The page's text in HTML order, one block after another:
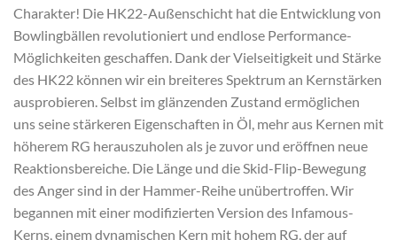
Charakter! Die HK22-Außenschicht hat die Entwicklung von
Bowlingbällen revolutioniert und endlose Performance-
Möglichkeiten geschaffen. Dank der Vielseitigkeit und Stärke
des HK22 können wir ein breiteres Spektrum an Kernstärken
ausprobieren. Selbst im glänzenden Zustand ermöglichen
uns seine stärkeren Eigenschaften in Öl, mehr aus Kernen mit
höherem RG herauszuholen als je zuvor und eröffnen neue
Reaktionsbereiche. Die Länge und die Skid-Flip-Bewegung
des Anger sind in der Hammer-Reihe unübertroffen. Wir
begannen mit einer modifizierten Version des Infamous-
Kerns, einem dynamischen Kern mit hohem RG, der auf